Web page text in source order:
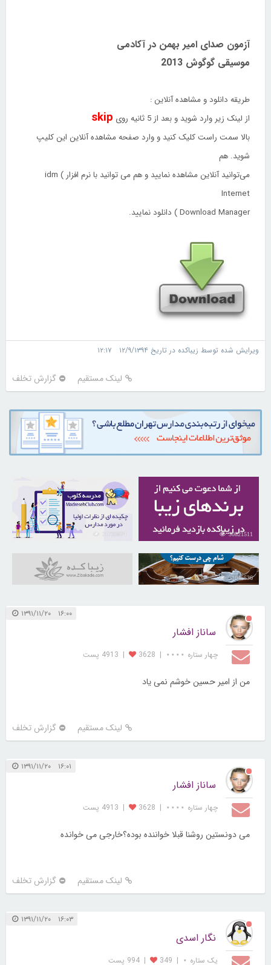
آزمون صدای امیر بهمن در آکادمی
موسیقی گوگوش 2013
طریقه دانلود و مشاهده آنلاین :
از لینک زیر وارد شوید و بعد از 5 ثانیه روی
skip
بالا سمت راست کلیک کنید و وارد صفحه مشاهده آنلاین این کلیپ
شوید. هم
می‌توانید آنلاین مشاهده نمایید و هم می توانید با نرم افزار idm (
Internet
Download Manager ) دانلود نمایید.
ویرایش شده توسط زیباکده در تاریخ ۱۲/۹/۱۳۹۴ ۱۲:۱۷
لینک مستقیم گزارش تخلف
30821511
31045536
۱۶:۰۰ ۱۳۹۱/۱۱/۲۰
ساناز افشار
چهار ستاره ⋆⋆⋆⋆ |
3628
| 4913 پست
من از امیر حسین خوشم نمی یاد
لینک مستقیم گزارش تخلف
۱۶:۰۱ ۱۳۹۱/۱۱/۲۰
ساناز افشار
چهار ستاره ⋆⋆⋆⋆ |
3628
| 4913 پست
می دونستین روشنا قبلا خواننده بوده؟خارجی می خوانده
لینک مستقیم گزارش تخلف
۱۶:۰۳ ۱۳۹۱/۱۱/۲۰
نگار اسدی
یک ستاره ⋆ |
349
| 994 پست